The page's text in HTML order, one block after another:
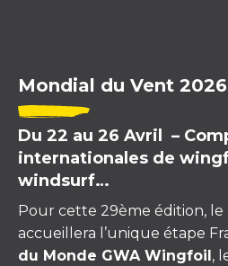
Mondial du Vent 2026
Du 22 au 26 Avril –
internationales de
windsurf…
Pour cette 29ème édition, le
accueillera l’unique étape
du Monde GWA Wingfoil,